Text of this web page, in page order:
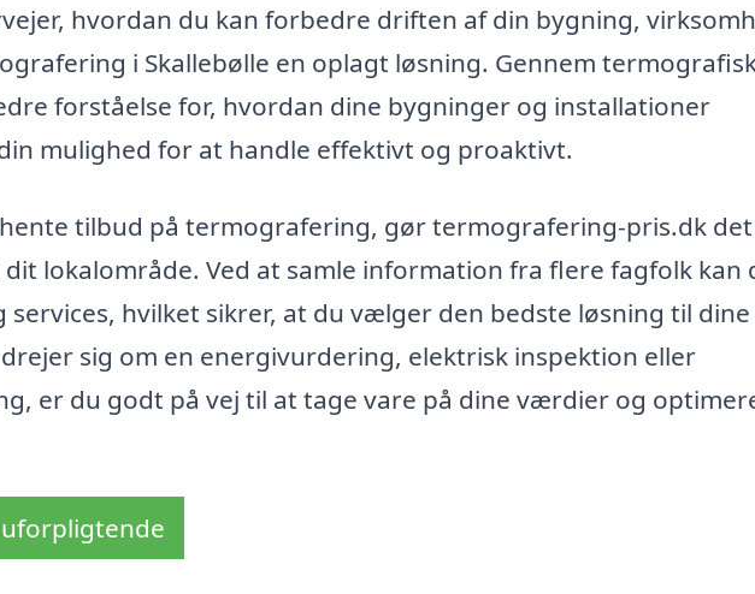
hvordan du kan forbedre driften af din bygning,
i Skallebølle en oplagt løsning. Gennem
forståelse for, hvordan dine bygninger og installationer
mulighed for at handle effektivt og proaktivt.
tilbud på termografering, gør termografering-pris.dk
lokalområde. Ved at samle information fra flere fagfolk kan
services, hvilket sikrer, at du vælger den bedste løsning til dine
sig om en energivurdering, elektrisk inspektion eller
er du godt på vej til at tage vare på dine værdier og